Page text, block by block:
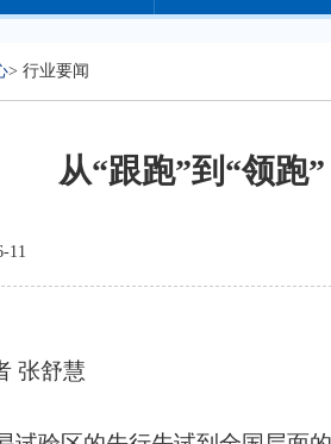
> 行业要闻
从“跟跑”到“领
11